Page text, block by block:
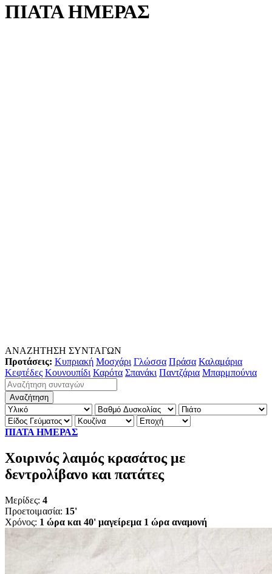
ΠΙΑΤΑ ΗΜΕΡΑΣ
ΑΝΑΖΗΤΗΣΗ ΣΥΝΤΑΓΩΝ
Προτάσεις: Κυπριακή Μοσχάρι Γλώσσα Πράσα Καλαμάρια
Κεφτέδες Κουνουπίδι Καρότα Σπανάκι Παντζάρια Μπαρμπούνια
ΠΙΑΤΑ ΗΜΕΡΑΣ
Χοιρινός λαιμός κρασάτος με
δεντρολίβανο και πατάτες
Μερίδες: 4
Προετοιμασία: 15'
Χρόνος: 1 ώρα και 40' μαγείρεμα 1 ώρα αναμονή